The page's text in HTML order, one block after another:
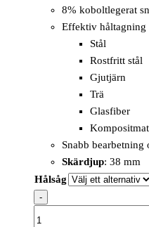
8% koboltlegerat
Effektiv håltagning
Stål
Rostfritt stål
Gjutjärn
Trä
Glasfiber
Snabb
Skärdjup: 38 mm
Hålsåg
-